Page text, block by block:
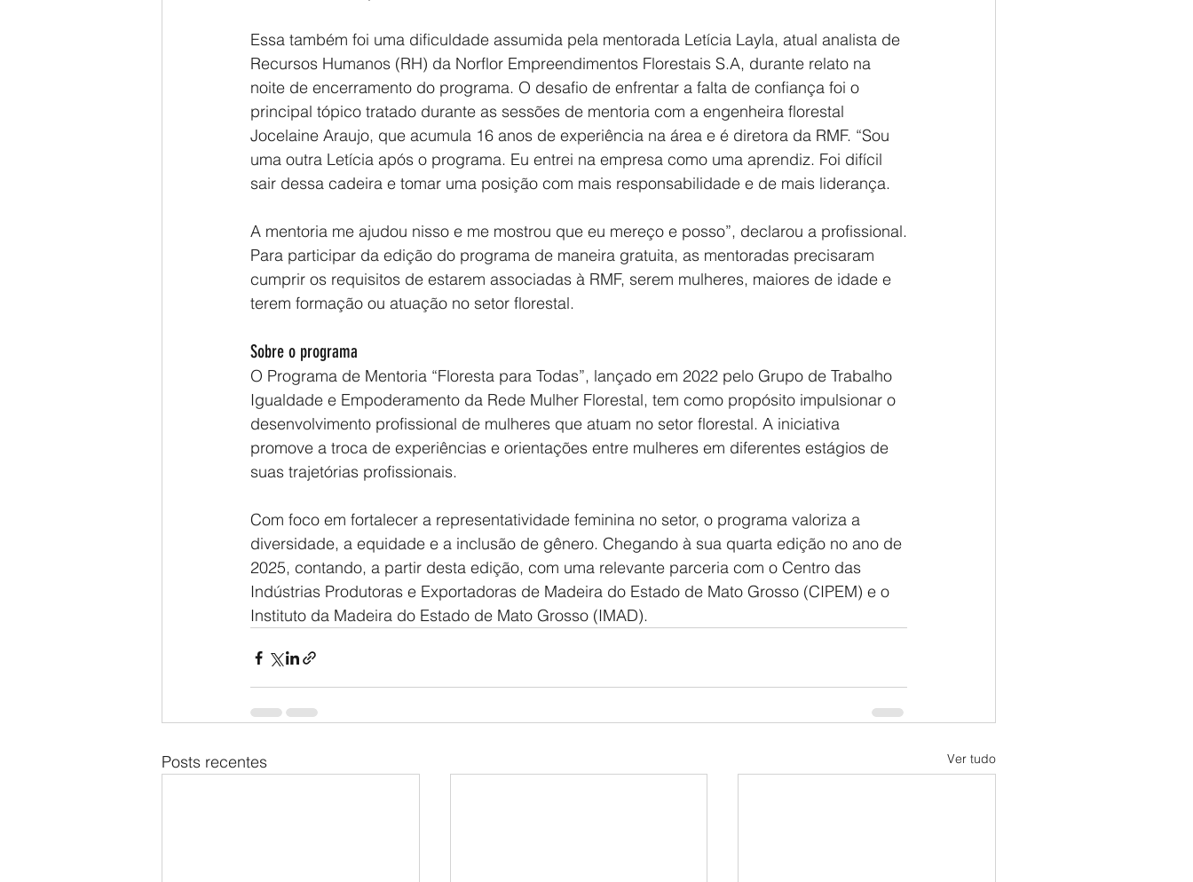
Essa também foi uma dificuldade assumida pela mentorada Letícia Layla, atual analista de
Recursos Humanos (RH) da Norflor Empreendimentos Florestais S.A, durante relato na
noite de encerramento do programa. O desafio de enfrentar a falta de confiança foi o
principal tópico tratado durante as sessões de mentoria com a engenheira florestal
Jocelaine Araujo, que acumula 16 anos de experiência na área e é diretora da RMF. “Sou
uma outra Letícia após o programa. Eu entrei na empresa como uma aprendiz. Foi difícil
sair dessa cadeira e tomar uma posição com mais responsabilidade e de mais liderança.
A mentoria me ajudou nisso e me mostrou que eu mereço e posso”, declarou a profissional.
Para participar da edição do programa de maneira gratuita, as mentoradas precisaram
cumprir os requisitos de estarem associadas à RMF, serem mulheres, maiores de idade e
terem formação ou atuação no setor florestal.
Sobre o programa
O Programa de Mentoria “Floresta para Todas”, lançado em 2022 pelo Grupo de Trabalho
Igualdade e Empoderamento da Rede Mulher Florestal, tem como propósito impulsionar o
desenvolvimento profissional de mulheres que atuam no setor florestal. A iniciativa
promove a troca de experiências e orientações entre mulheres em diferentes estágios de
suas trajetórias profissionais.
Com foco em fortalecer a representatividade feminina no setor, o programa valoriza a
diversidade, a equidade e a inclusão de gênero. Chegando à sua quarta edição no ano de
2025, contando, a partir desta edição, com uma relevante parceria com o Centro das
Indústrias Produtoras e Exportadoras de Madeira do Estado de Mato Grosso (CIPEM) e o
Instituto da Madeira do Estado de Mato Grosso (IMAD).
Posts recentes Ver tudo